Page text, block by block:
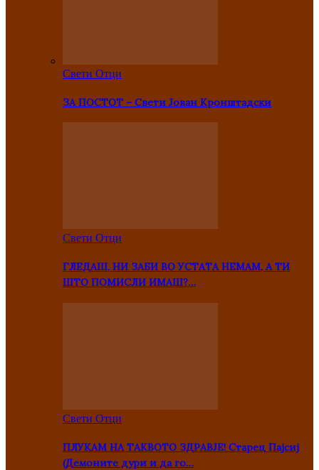
Свети Отци
ЗА ПОСТОТ – Свети Јован Кронштадски
Свети Отци
ГЛЕДАШ, НИ ЗАБИ ВО УСТАТА НЕМАМ, А ТИ
ШТО ПОМИСЛИ ИМАШ?…
Свети Отци
ПЛУКАМ НА ТАКВОТО ЗДРАВЈЕ! Старец Пајсиј
(Демоните дури и да го…